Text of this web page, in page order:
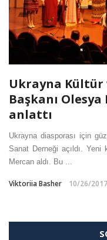
Ukrayna Kültür
Başkanı
anlattı
Ukrayna diasporası için
Sanat Derneği açıldı. Yeni
Mercan aldı. Bu ...
Viktoriia Basher 10/26/2017